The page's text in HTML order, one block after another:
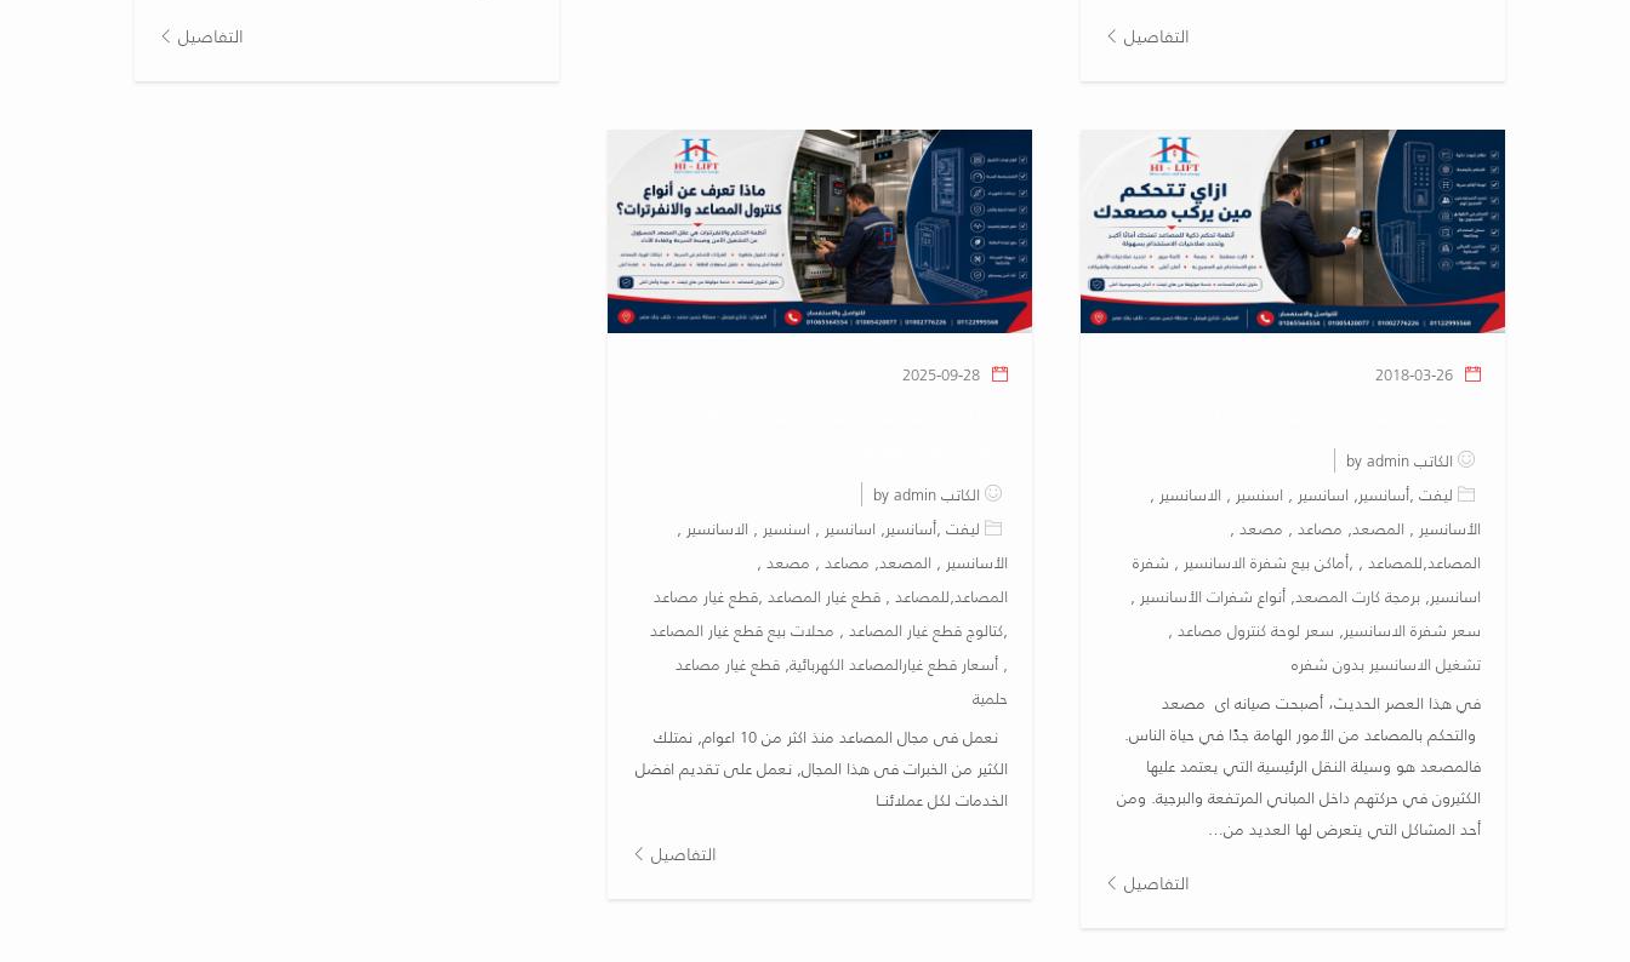
التفاصيل التفاصيل
2018-03-26
الكاتب by admin
ليفت ,أسانسير, اسانسير , اسنسير , الاسانسير ,
الأسانسير , المصعد, مصاعد , مصعد ,
المصاعد,للمصاعد , ,أماكن بيع شفرة الاسانسير , شفرة
اسانسير, برمجة كارت المصعد, أنواع شفرات الأسانسير ,
سعر شفرة الاسانسير, سعر لوحة كنترول مصاعد ,
تشغيل الاسانسير بدون شفره
في هذا العصر الحديث، أصبحت صيانه اى مصعد
والتحكم بالمصاعد من الأمور الهامة جدًا في حياة الناس.
فالمصعد هو وسيلة النقل الرئيسية التي يعتمد عليها
الكثيرون في حركتهم داخل المباني المرتفعة والبرجية. ومن
أحد المشاكل التي يتعرض لها العديد من…
التفاصيل
2025-09-28
الكاتب by admin
ليفت ,أسانسير, اسانسير , اسنسير , الاسانسير ,
الأسانسير , المصعد, مصاعد , مصعد ,
المصاعد,للمصاعد , قطع غيار المصاعد ,قطع غيار مصاعد
,كتالوج قطع غيار المصاعد , محلات بيع قطع غيار المصاعد
, أسعار قطع غيارالمصاعد الكهربائية, قطع غيار مصاعد
حلمية
نعمل فى مجال المصاعد منذ اكثر من 10 اعوام, نمتلك
الكثير من الخبرات فى هذا المجال, نعمل على تقديم افضل
الخدمات لكل عملائنــا
التفاصيل